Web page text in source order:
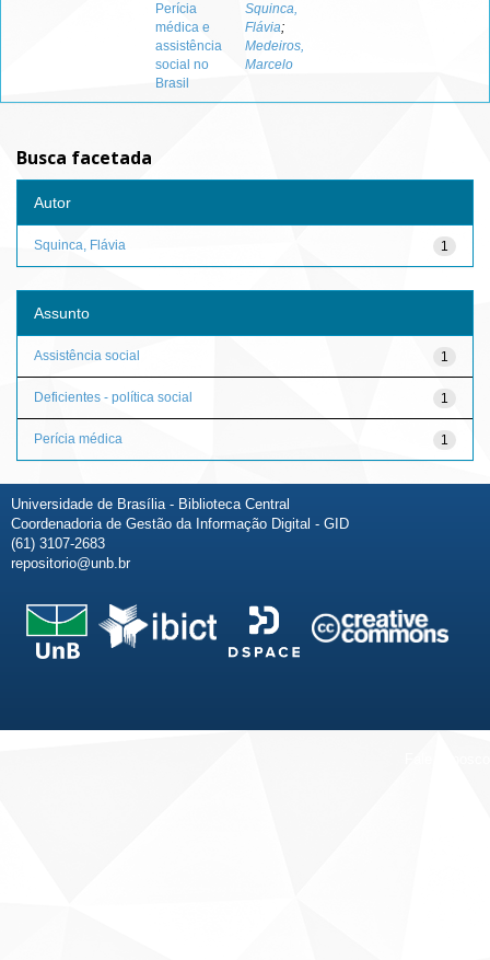
Perícia
médica e
assistência
social no
Brasil
Squinca,
Flávia;
Medeiros,
Marcelo
Busca facetada
Autor
1
Squinca, Flávia
Assunto
1
Assistência social
1
Deficientes - política social
1
Perícia médica
Universidade de Brasília - Biblioteca Central
Coordenadoria de Gestão da Informação Digital - GID
(61) 3107-2683
repositorio@unb.br